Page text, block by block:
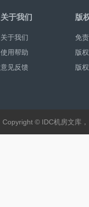
关于我们
关于我们
使用帮助
意见反馈
版
免
版
版
Copyright © IDC机房文库